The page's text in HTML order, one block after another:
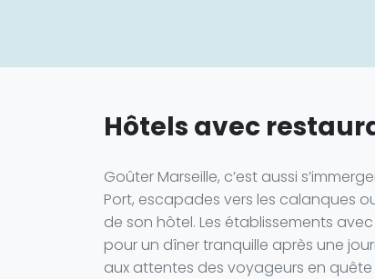
Hôtels avec
Goûter Marseille, c’est aussi
Port, escapades vers les calanques
de son hôtel. Les établissements
pour un dîner tranquille après une
aux attentes des voyageurs en